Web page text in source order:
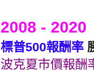
2008 - 2020
標普500報酬率
波克夏市價報酬